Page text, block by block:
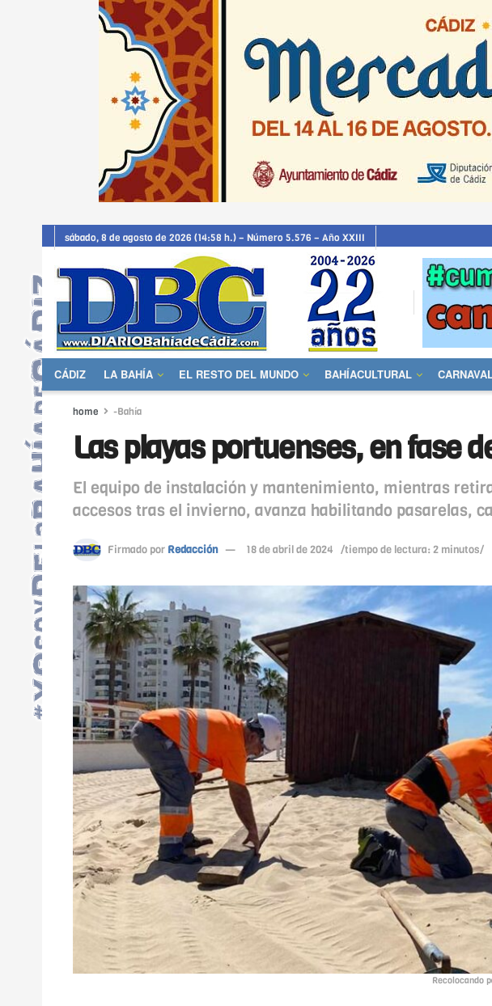
sábado, 8 de agosto de 2026 (14:58 h.) – Número 5.576 – Año XXIII
CÁDIZ LA BAHÍA EL RESTO DEL MUNDO BAHÍACULTURAL
home -Bahía
Las playas portuenses, en fase
El equipo de instalación y mantenimiento, mientras
accesos tras el invierno, avanza habilitando pasarelas,
Firmado por Redacción 18 de abril de 2024 /tiempo de lectura: 2 minutos/
Recolocando